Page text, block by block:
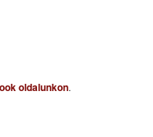
oldalunkon.